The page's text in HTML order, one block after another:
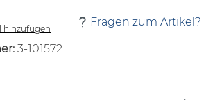
hinzufügen
Fragen zum Artikel?
3-101572